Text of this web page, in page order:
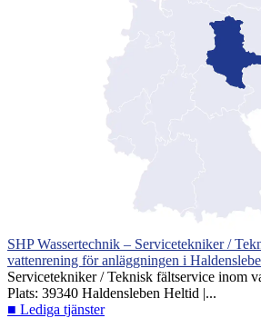
SHP Wassertechnik – Servicetekniker /
vattenrening för anläggningen i
Servicetekniker / Teknisk fältservice inom
Plats: 39340 Haldensleben Heltid |...
■ Lediga tjänster